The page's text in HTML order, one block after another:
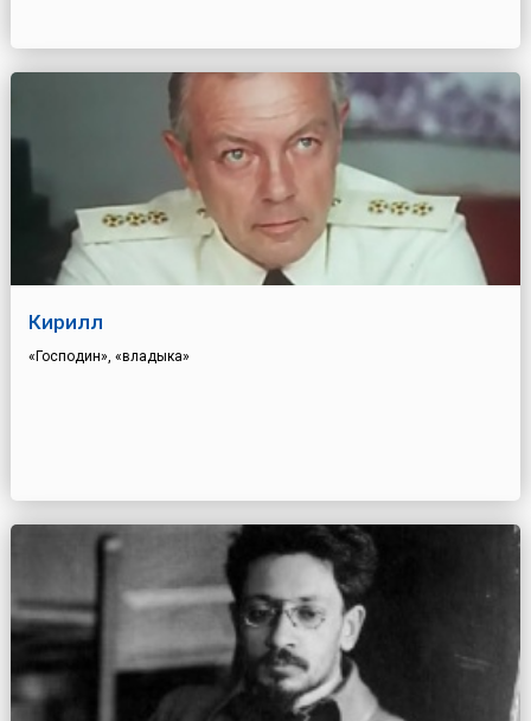
Кирилл
«Господин», «владыка»